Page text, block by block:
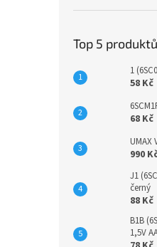
Top 5 produktů
1
58 Kč
68 Kč
UMAX
990
J1
černý
88 Kč
B1B
1,5V